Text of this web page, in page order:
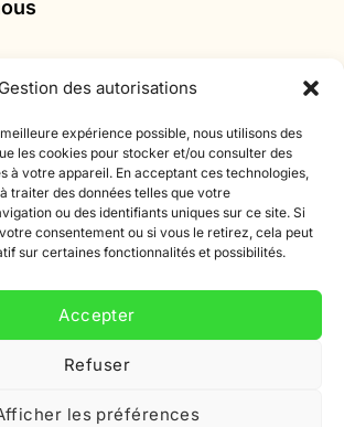
Gestion des autorisations
expérience possible, nous utilisons des
les cookies pour stocker et/ou consulter des
à votre appareil. En acceptant ces technologies,
traiter des données telles que votre
ou des identifiants uniques sur ce site. Si
consentement ou si vous le retirez, cela peut
sur certaines fonctionnalités et possibilités.
Accepter
Refuser
les préférences
à notre newsletter